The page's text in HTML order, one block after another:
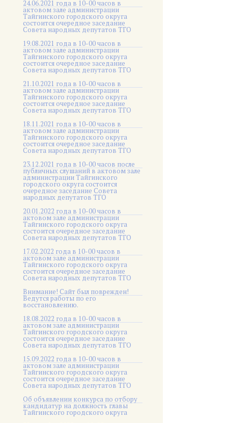
24.06.2021 года в 10-00 часов в
актовом зале администрации
Тайгинского городского округа
состоится очередное заседание
Совета народных депутатов ТГО
19.08.2021 года в 10-00 часов в
актовом зале администрации
Тайгинского городского округа
состоится очередное заседание
Совета народных депутатов ТГО
21.10.2021 года в 10-00 часов в
актовом зале администрации
Тайгинского городского округа
состоится очередное заседание
Совета народных депутатов ТГО
18.11.2021 года в 10-00 часов в
актовом зале администрации
Тайгинского городского округа
состоится очередное заседание
Совета народных депутатов ТГО
23.12.2021 года в 10-00 часов после
публичных слушаний в актовом зале
администрации Тайгинского
городского округа состоится
очередное заседание Совета
народных депутатов ТГО
20.01.2022 года в 10-00 часов в
актовом зале администрации
Тайгинского городского округа
состоится очередное заседание
Совета народных депутатов ТГО
17.02.2022 года в 10-00 часов в
актовом зале администрации
Тайгинского городского округа
состоится очередное заседание
Совета народных депутатов ТГО
Внимание! Сайт был поврежден!
Ведутся работы по его
восстановлению.
18.08.2022 года в 10-00 часов в
актовом зале администрации
Тайгинского городского округа
состоится очередное заседание
Совета народных депутатов ТГО
15.09.2022 года в 10-00 часов в
актовом зале администрации
Тайгинского городского округа
состоится очередное заседание
Совета народных депутатов ТГО
Об объявлении конкурса по отбору
кандидатур на должность главы
Тайгинского городского округа